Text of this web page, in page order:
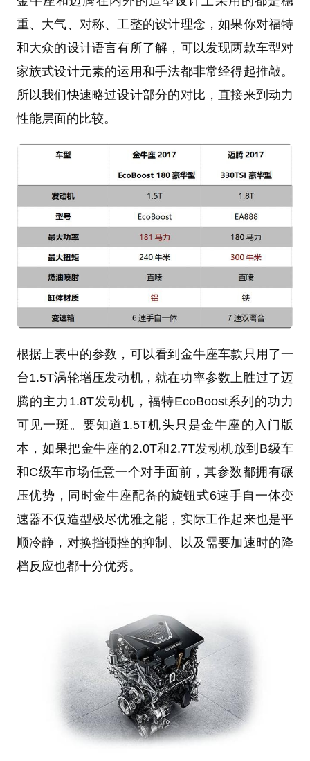
重、大气、对称、工整的设计理念，如果你对福特
和大众的设计语言有所了解，可以发现两款车型对
家族式设计元素的运用和手法都非常经得起推敲。
所以我们快速略过设计部分的对比，直接来到动力
性能层面的比较。
根据上表中的参数，可以看到金牛座车款只用了一
台1.5T涡轮增压发动机，就在功率参数上胜过了迈
腾的主力1.8T发动机，福特EcoBoost系列的功力
可见一斑。要知道1.5T机头只是金牛座的入门版
本，如果把金牛座的2.0T和2.7T发动机放到B级车
和C级车市场任意一个对手面前，其参数都拥有碾
压优势，同时金牛座配备的旋钮式6速手自一体变
速器不仅造型极尽优雅之能，实际工作起来也是平
顺冷静，对换挡顿挫的抑制、以及需要加速时的降
档反应也都十分优秀。